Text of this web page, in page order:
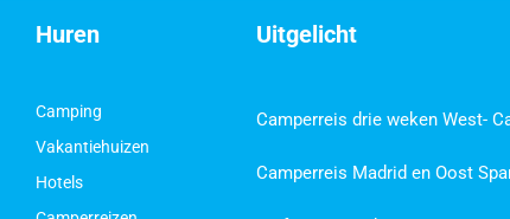
Huren
Camping
Vakantiehuizen
Hotels
Uitgelicht
Camperreis drie weken West-
Camperreis Madrid en Oost